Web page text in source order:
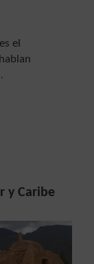
el
.
y Caribe